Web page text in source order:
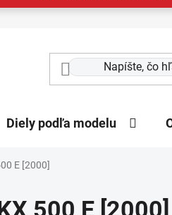
Diely podľa modelu
E [2000]
500 E [2000]